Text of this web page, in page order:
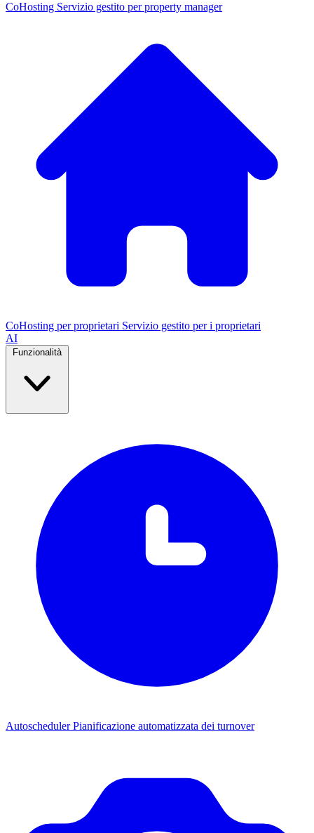
CoHosting Servizio gestito per property manager
CoHosting per proprietari Servizio gestito per i proprietari
AI
Funzionalità
AutoschedulerPianificazione automatizzata dei turnover